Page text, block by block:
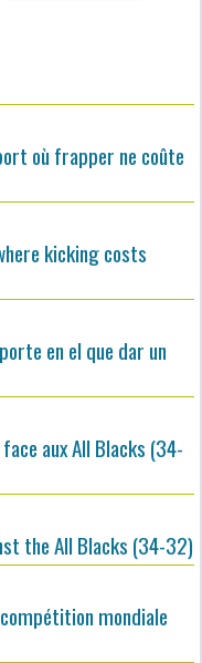
où frapper ne coûte
kicking costs
en el que dar un
aux All Blacks (34-
the All Blacks (34-32)
mondiale